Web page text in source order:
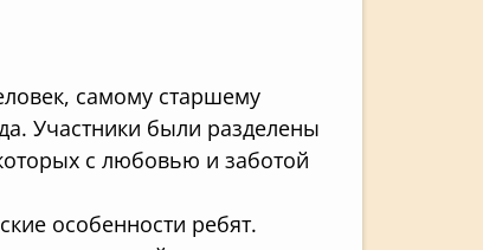
самому старшему
Участники были разделены
с любовью и заботой
особенности ребят.